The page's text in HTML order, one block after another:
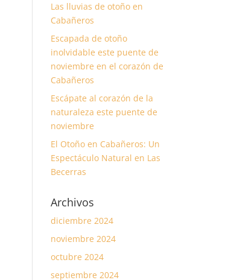
Las lluvias de otoño en
Cabañeros
Escapada de otoño
inolvidable este puente de
noviembre en el corazón de
Cabañeros
Escápate al corazón de la
naturaleza este puente de
noviembre
El Otoño en Cabañeros: Un
Espectáculo Natural en Las
Becerras
Archivos
diciembre 2024
noviembre 2024
octubre 2024
septiembre 2024